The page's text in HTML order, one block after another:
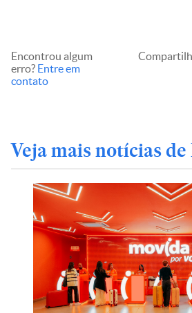
Encontrou algum
erro? Entre em
contato
Veja mais notícias